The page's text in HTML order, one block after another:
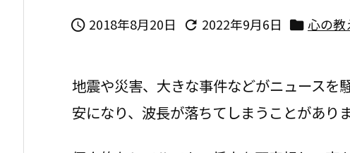
 2018年8月20日  2022年9月6日  心の教
地震や災害、大きな事件などがニュースを
安になり、波長が落ちてしまうことがあり